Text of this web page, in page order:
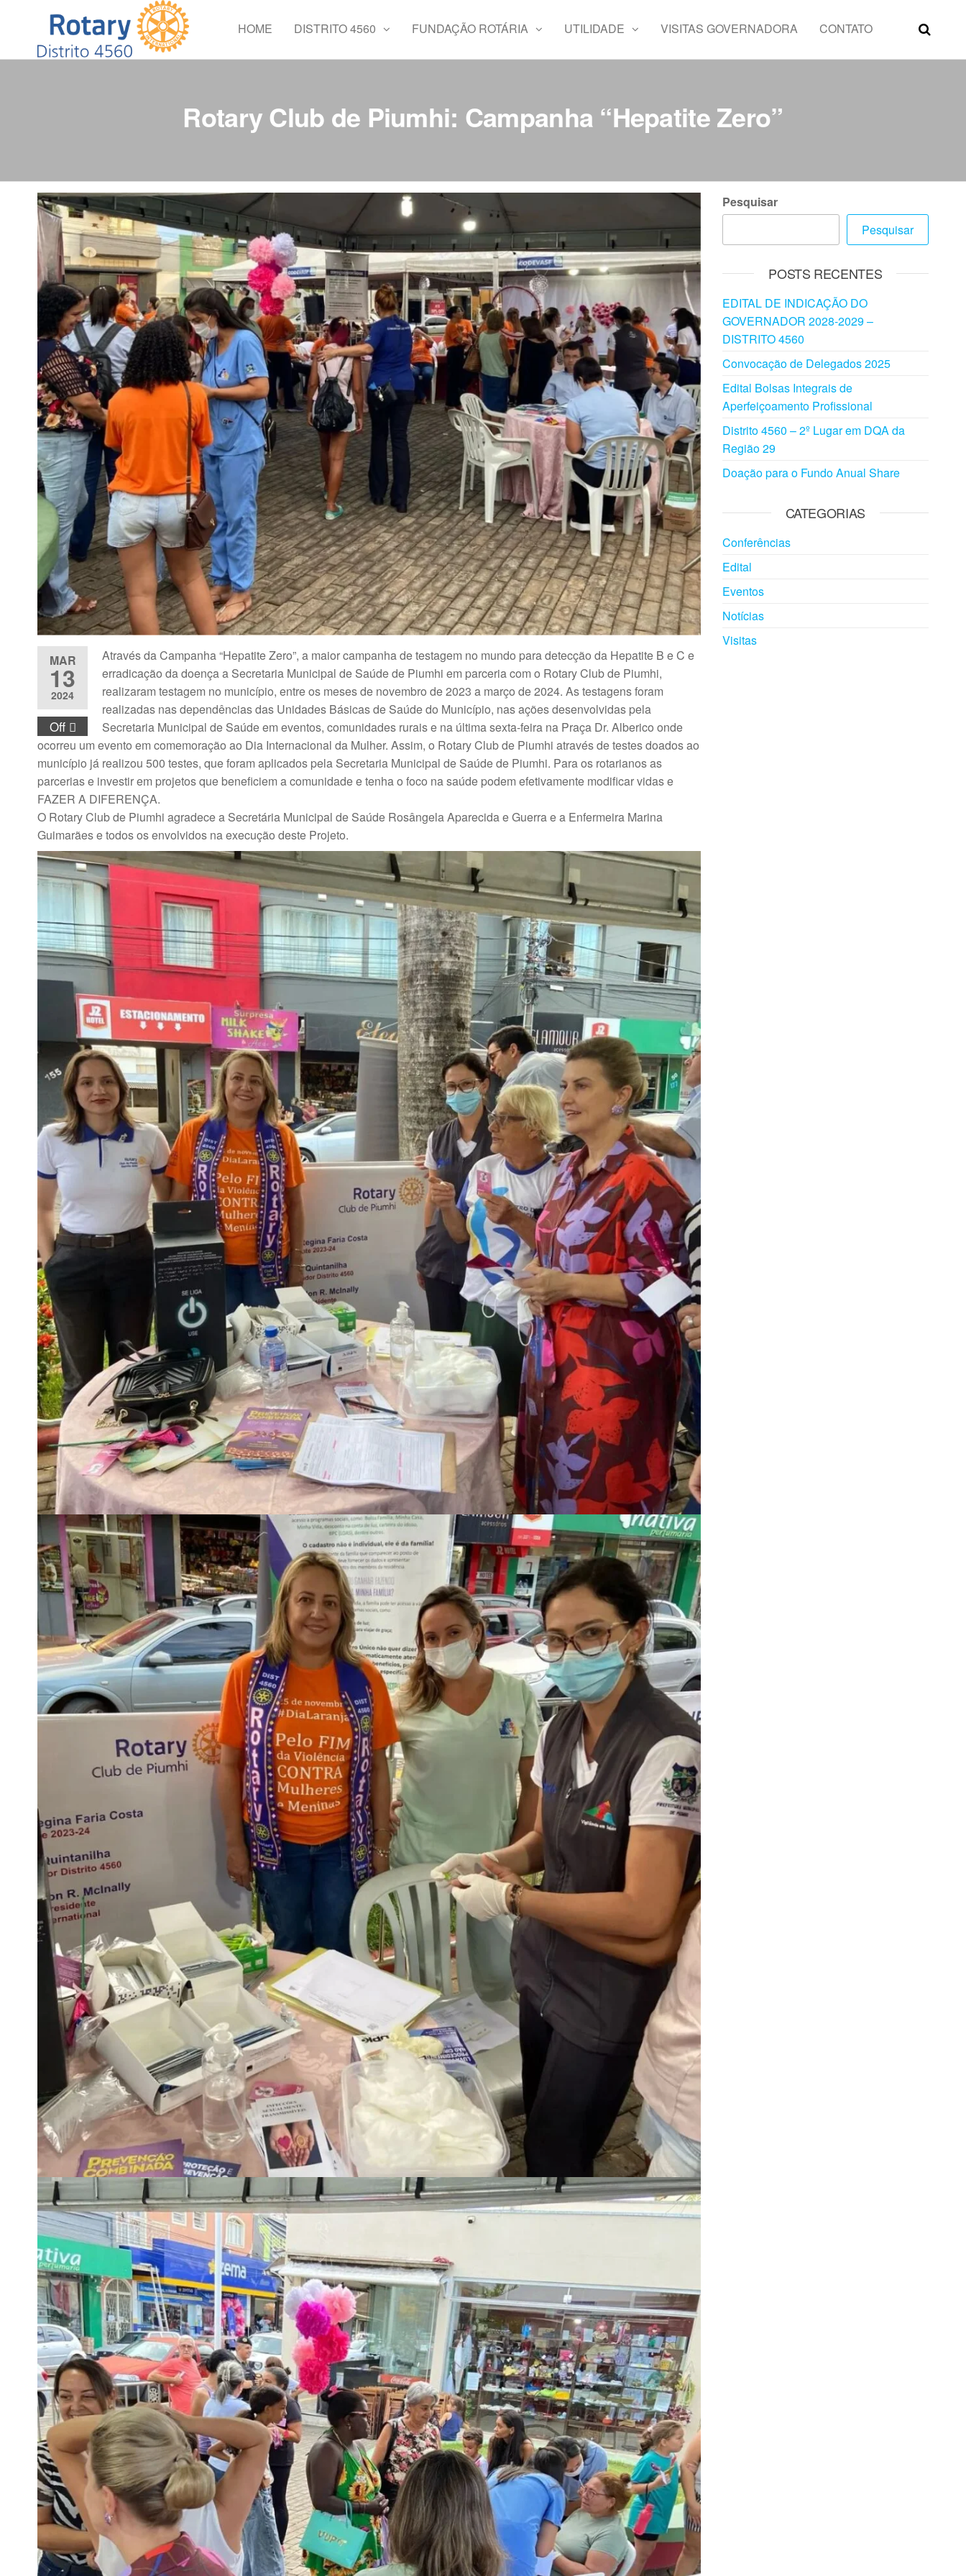
4560
Esperança
HOME DISTRITO 4560 FUNDAÇÃO ROTÁRIA UTILIDADE VISITAS GOVERNADORA CONTATO
Rotary Club de Piumhi: Campanha “Hepatite Zero”
MAR
13
2024
Off
Através da Campanha “Hepatite Zero”, a maior campanha de testagem no mundo para detecção da Hepatite B e C e
erradicação da doença a Secretaria Municipal de Saúde de Piumhi em parceria com o Rotary Club de Piumhi,
realizaram testagem no município, entre os meses de novembro de 2023 a março de 2024. As testagens foram
realizadas nas dependências das Unidades Básicas de Saúde do Município, nas ações desenvolvidas pela
Secretaria Municipal de Saúde em eventos, comunidades rurais e na última sexta-feira na Praça Dr. Alberico onde
ocorreu um evento em comemoração ao Dia Internacional da Mulher. Assim, o Rotary Club de Piumhi através de testes doados ao
município já realizou 500 testes, que foram aplicados pela Secretaria Municipal de Saúde de Piumhi. Para os rotarianos as
parcerias e investir em projetos que beneficiem a comunidade e tenha o foco na saúde podem efetivamente modificar vidas e
FAZER A DIFERENÇA.
O Rotary Club de Piumhi agradece a Secretária Municipal de Saúde Rosângela Aparecida e Guerra e a Enfermeira Marina
Guimarães e todos os envolvidos na execução deste Projeto.
Pesquisar
Pesquisar
POSTS RECENTES
EDITAL DE INDICAÇÃO DO
GOVERNADOR 2028-2029 –
DISTRITO 4560
Convocação de Delegados 2025
Edital Bolsas Integrais de
Aperfeiçoamento Profissional
Distrito 4560 – 2º Lugar em DQA da
Região 29
Doação para o Fundo Anual Share
CATEGORIAS
Conferências
Edital
Eventos
Notícias
Visitas